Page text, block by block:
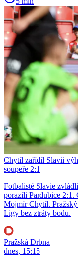
Chytil zařídil Slavii
soupeře 2:1
Fotbalisté Slavie
porazili Pardubice 2:1.
Mojmír Chytil. Pražský
Ligy bez ztráty bodu.
Pražská Drbna
dnes, 15:15